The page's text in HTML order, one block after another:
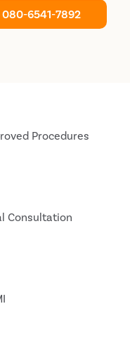
080-6541-7892
Procedures
Consultation